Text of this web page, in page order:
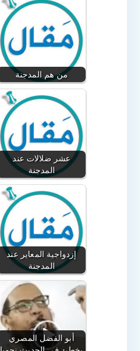
من هم المدجنة
عشر ضلالات عند
المدجنة
إزدواجية المعاير عند
المدجنة
أبو الفضل المصري